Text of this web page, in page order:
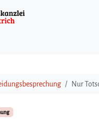
Nur